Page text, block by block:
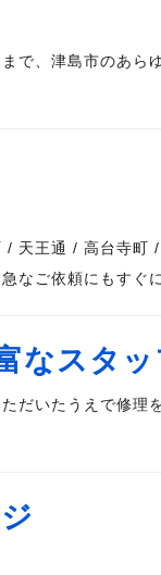
で、津島市のあ
天王通 / 高台寺町
なご依頼にもすぐ
なスタッ
だいたうえで修